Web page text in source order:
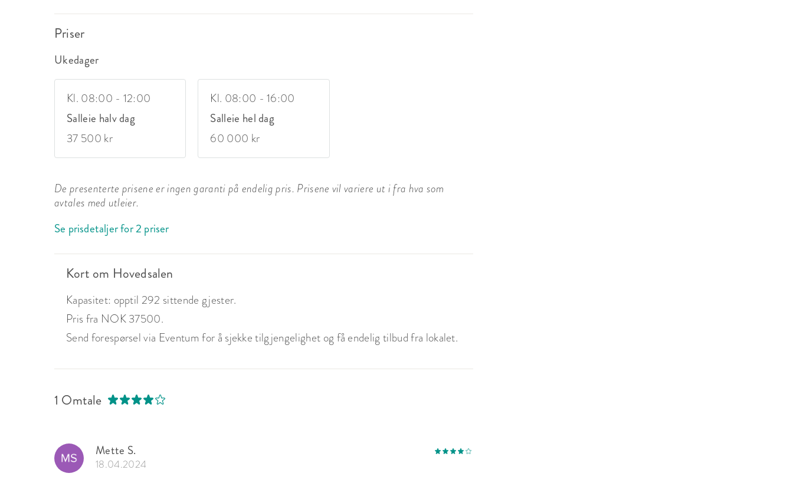
Priser
Ukedager
Kl. 08:00 - 12:00
Salleie halv dag
37 500 kr
Kl. 08:00 - 16:00
Salleie hel dag
60 000 kr
De presenterte prisene er ingen garanti på endelig pris. Prisene vil variere ut i fra hva som
avtales med utleier.
Se prisdetaljer for 2 priser
Kort om Hovedsalen
Kapasitet: opptil 292 sittende gjester.
Pris fra NOK 37500.
Send forespørsel via Eventum for å sjekke tilgjengelighet og få endelig tilbud fra lokalet.
1 Omtale
Mette S.
18.04.2024